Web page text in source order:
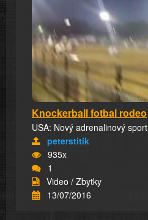
Knockerball fotbal rodeo
USA: Nový adrenalinový sport
peterstitik
935x
1
Video / Zbytky
13/07/2016